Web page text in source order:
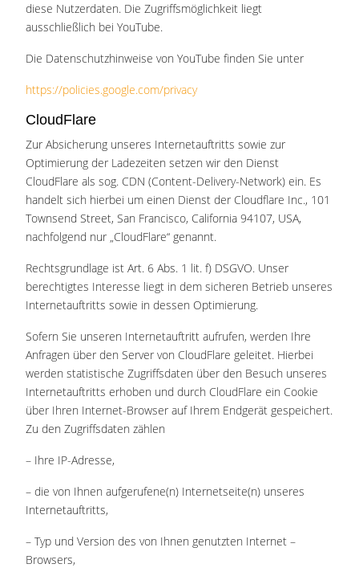
diese Nutzerdaten. Die Zugriffsmöglichkeit liegt
ausschließlich bei YouTube.
Die Datenschutzhinweise von YouTube finden Sie unter
https://policies.google.com/privacy
CloudFlare
Zur Absicherung unseres Internetauftritts sowie zur
Optimierung der Ladezeiten setzen wir den Dienst
CloudFlare als sog. CDN (Content-Delivery-Network) ein. Es
handelt sich hierbei um einen Dienst der Cloudflare Inc., 101
Townsend Street, San Francisco, California 94107, USA,
nachfolgend nur „CloudFlare“ genannt.
Rechtsgrundlage ist Art. 6 Abs. 1 lit. f) DSGVO. Unser
berechtigtes Interesse liegt in dem sicheren Betrieb unseres
Internetauftritts sowie in dessen Optimierung.
Sofern Sie unseren Internetauftritt aufrufen, werden Ihre
Anfragen über den Server von CloudFlare geleitet. Hierbei
werden statistische Zugriffsdaten über den Besuch unseres
Internetauftritts erhoben und durch CloudFlare ein Cookie
über Ihren Internet-Browser auf Ihrem Endgerät gespeichert.
Zu den Zugriffsdaten zählen
– Ihre IP-Adresse,
– die von Ihnen aufgerufene(n) Internetseite(n) unseres
Internetauftritts,
– Typ und Version des von Ihnen genutzten Internet –
Browsers,